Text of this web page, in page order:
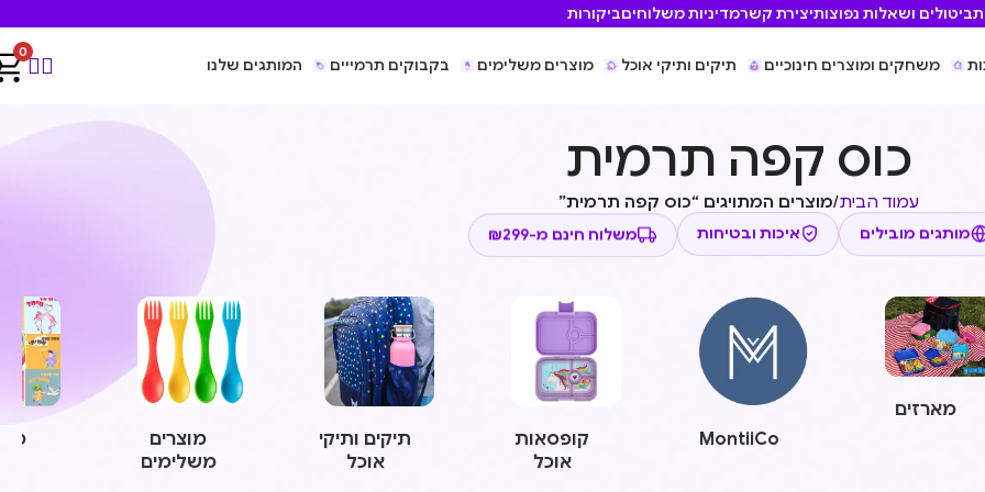
ביטולים ושאלות נפוצותיצירת קשרמדיניות משלוחיםביקורות
משחקים ומוצרים חינוכיים תיקים ותיקי אוכל מוצרים משלימים בקבוקים תרמייים המותגים שלנו
0
כוס קפה תרמית
עמוד הבית/מוצרים המתויגים “כוס קפה תרמית”
מותגים מובילים איכות ובטיחות משלוח חינם מ-₪299
מארזים
MontiiCo
קופסאות
אוכל
תיקים ותיקי
אוכל
מוצרים
משלימים